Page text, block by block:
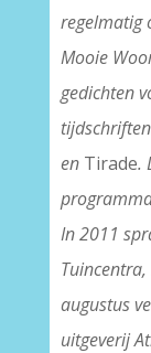
regelmatig
Mooie
gedichten
tijdschriften
en Tirade.
In 2011
augustus
uitgeverij